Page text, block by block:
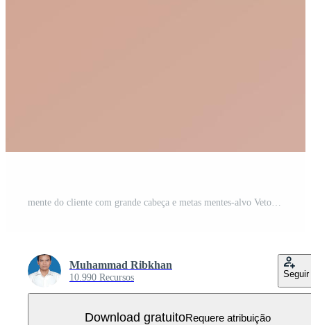
Muhammad Ribkhan
10.990 Recursos Seguir
Download gratuitoRequere atribuição